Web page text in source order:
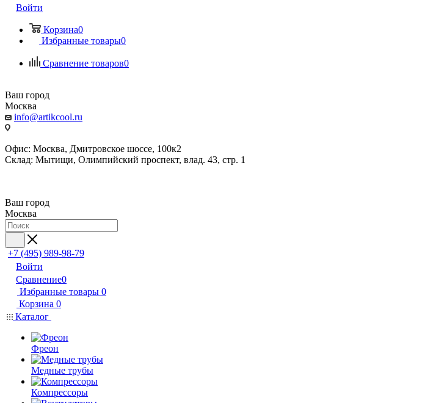
Войти
Корзина0
Избранные товары0
Сравнение товаров0
Ваш город
Москва
info@artikcool.ru
Офис: Москва, Дмитровское шоссе, 100к2
Склад: Мытищи, Олимпийский проспект, влад. 43, стр. 1
Ваш город
Москва
+7 (495) 989-98-79
Войти
Сравнение0
Избранные товары 0
Корзина 0
Каталог
Фреон
Медные трубы
Компрессоры